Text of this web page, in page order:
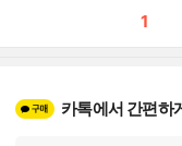
1
카톡에서 간편하